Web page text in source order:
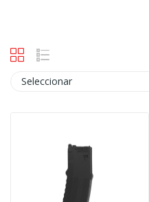
Seleccionar